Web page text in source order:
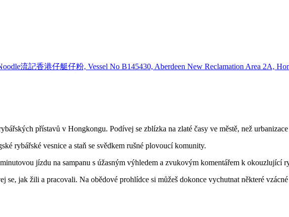
流記香港仔艇仔粉, Vessel No B145430, Aberdeen New Reclamation Area 2A,
přístavů v Hongkongu. Podívej se zblízka na zlaté časy ve městě, než
rybářské vesnice a staň se svědkem rušné plovoucí komunity.
jízdu na sampanu s úžasným výhledem a zvukovým komentářem k okouzlující
se, jak žili a pracovali. Na obědové prohlídce si můžeš dokonce vychutnat některé